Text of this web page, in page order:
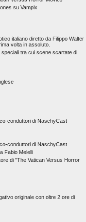
su Vampix
italiano diretto da Filippo Walter
volta in assoluto.
tra cui scene scartate di
conduttori di NaschyCast
conduttori di NaschyCast
Fabio Melelli
di "The Vatican Versus Horror
originale con oltre 2 ore di